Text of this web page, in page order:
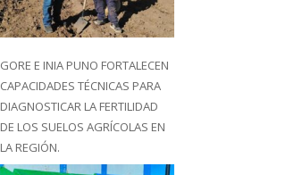
GORE E INIA PUNO FORTALECEN
CAPACIDADES TÉCNICAS PARA
DIAGNOSTICAR LA FERTILIDAD
DE LOS SUELOS AGRÍCOLAS EN
LA REGIÓN.